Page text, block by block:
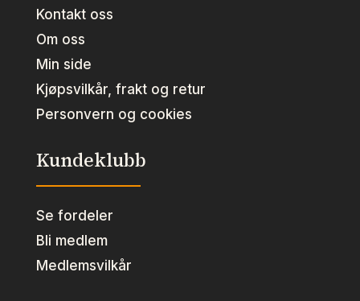
Kontakt oss
Om oss
Min side
Kjøpsvilkår, frakt og retur
Personvern og cookies
Kundeklubb
Se fordeler
Bli medlem
Medlemsvilkår